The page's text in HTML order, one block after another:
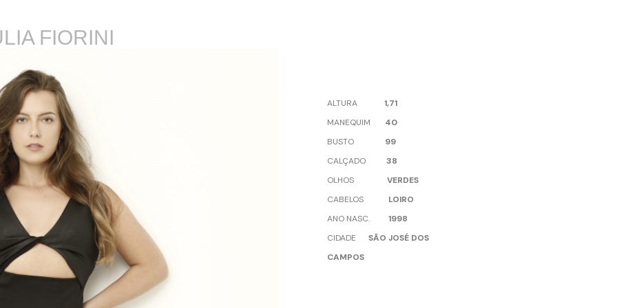
FIORINI
ALTURA 1,71
MANEQUIM 40
BUSTO 99
CALÇADO 38
OLHOS
VERDES
CABELOS
LOIRO
ANO NASC. 1998
CIDADE SÃO JOSÉ DOS
CAMPOS